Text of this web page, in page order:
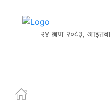
२४ श्रावण २०८३,